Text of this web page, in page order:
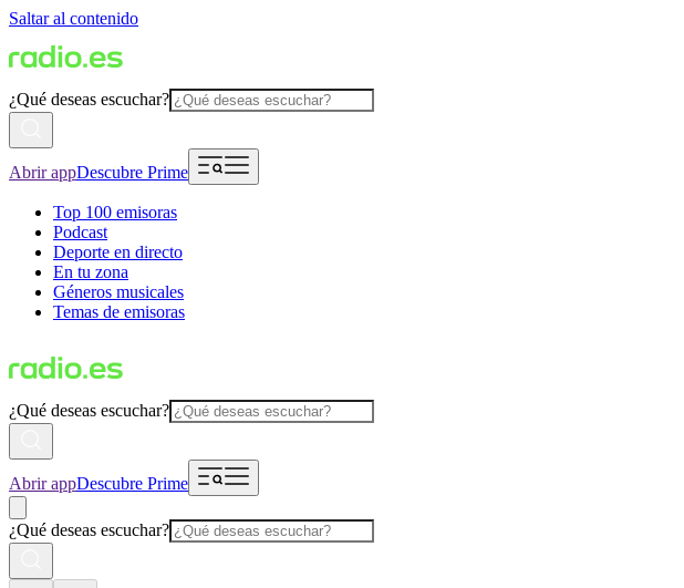
Saltar al contenido
¿Qué deseas escuchar?
Abrir appDescubre Prime
Top 100 emisoras
Podcast
Deporte en directo
En tu zona
Géneros musicales
Temas de emisoras
¿Qué deseas escuchar?
Abrir appDescubre Prime
¿Qué deseas escuchar?